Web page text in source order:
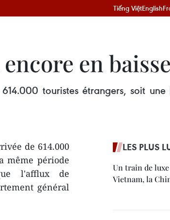
Tiếng ViệtEnglish
en baisse
touristes étrangers, soit
de 614.000
même période
l'afflux de
général
LES PLUS
Un train de luxe
Vietnam, la